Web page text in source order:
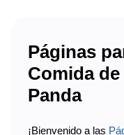
Páginas
Comida
Panda
¡Bienvenido a las